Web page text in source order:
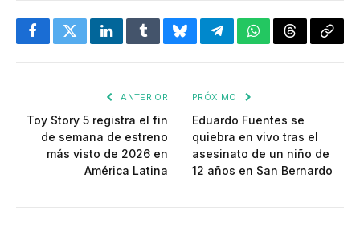
FacebookTwitterLinkedInTumblrBlueskyTelegramWhatsApp
Threads
ANTERIOR
Toy Story 5 registra el fin
de semana de estreno
más visto de 2026 en
América Latina
PRÓXIMO
Eduardo Fuentes se
quiebra en vivo tras el
asesinato de un niño de
12 años en San Bernardo